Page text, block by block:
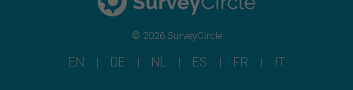
© 2026 SurveyCircle
EN DE NL ES FR IT